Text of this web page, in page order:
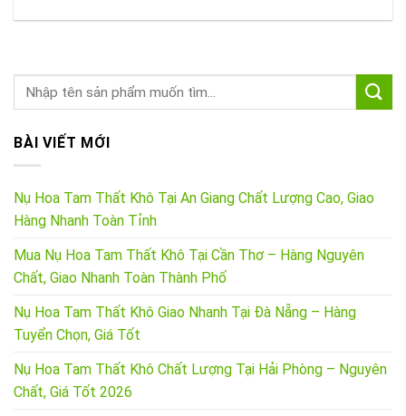
BÀI VIẾT MỚI
Nụ Hoa Tam Thất Khô Tại An Giang Chất Lượng Cao, Giao
Hàng Nhanh Toàn Tỉnh
Mua Nụ Hoa Tam Thất Khô Tại Cần Thơ – Hàng Nguyên
Chất, Giao Nhanh Toàn Thành Phố
Nụ Hoa Tam Thất Khô Giao Nhanh Tại Đà Nẵng – Hàng
Tuyển Chọn, Giá Tốt
Nụ Hoa Tam Thất Khô Chất Lượng Tại Hải Phòng – Nguyên
Chất, Giá Tốt 2026